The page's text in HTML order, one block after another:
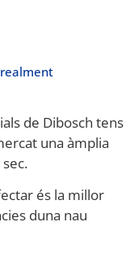
de Dibosch tens
una àmplia
és la millor
duna nau